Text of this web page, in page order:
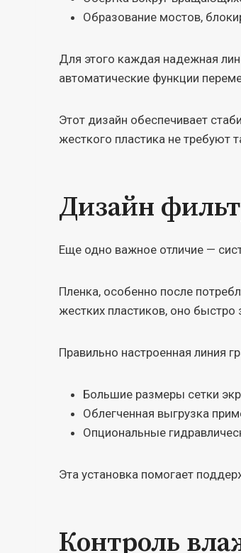
Образование мостов,
Для этого каждая надежная
автоматические функции
Этот дизайн обеспечивает
жесткого пластика не требуют
Дизайн
Еще одно важное отличие —
Пленка, особенно после
жестких пластиков, оно быстро
Правильно настроенная линия
Большие размеры сетки
Облегченная выгрузка
Опциональные
Эта установка помогает
Контроль